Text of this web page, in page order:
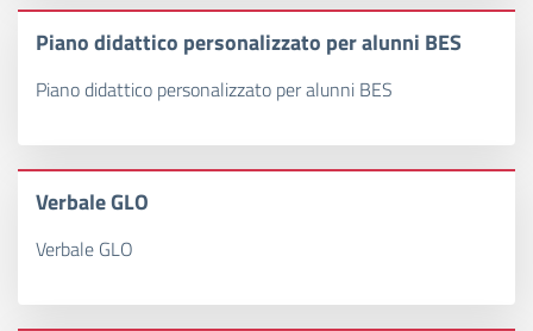
Piano didattico personalizzato per alunni BES
Piano didattico personalizzato per alunni BES
Verbale GLO
Verbale GLO